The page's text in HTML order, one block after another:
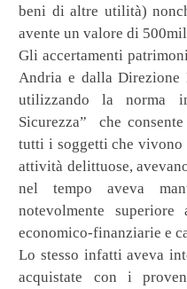
beni di altre utilità)
avente un valore di
Gli accertamenti
Andria e dalla
utilizzando la norma
Sicurezza”
che
tutti i soggetti che
attività delittuose,
nel tempo aveva
notevolmente
economico-finanziarie e
Lo stesso infatti aveva
acquistate con i